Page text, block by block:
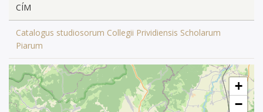
CÍM
Catalogus studiosorum Collegii Prividiensis Scholarum
Piarum
+
−